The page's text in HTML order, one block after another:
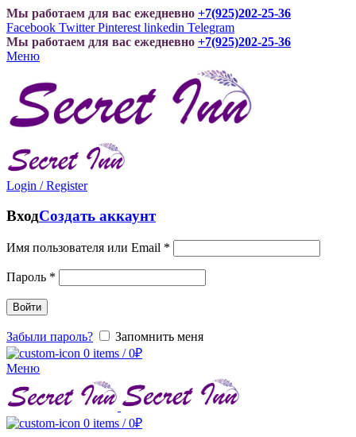
Мы работаем для вас ежедневно +7(925)202-25-36
Facebook Twitter Pinterest linkedin Telegram
Мы работаем для вас ежедневно +7(925)202-25-36
Меню
Login / Register
ВходСоздать аккаунт
Имя пользователя или Email *
Пароль *
Войти
Забыли пароль?
Запомнить меня
0 items / 0₽
Меню
0 items / 0₽